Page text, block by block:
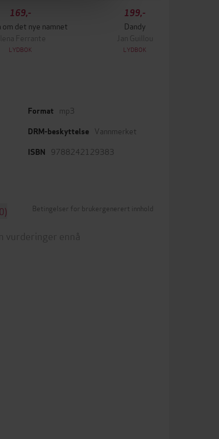
169,-
det nye namnet
Ferrante
LYDBOK
199,-
Dandy
Jan Guillou
LYDBOK
Format mp3
DRM-beskyttelse Vannmerket
ISBN 9788242129383
Betingelser for brukergenerert innhold
vurderinger ennå